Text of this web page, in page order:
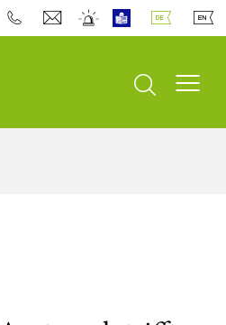
Suche öffnen